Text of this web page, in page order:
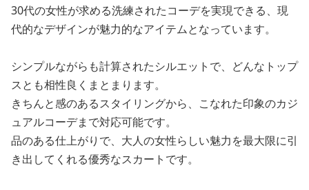
30代の女性が求める洗練されたコーデを実現できる、現
代的なデザインが魅力的なアイテムとなっています。
シンプルながらも計算されたシルエットで、どんなトップ
スとも相性良くまとまります。
きちんと感のあるスタイリングから、こなれた印象のカジ
ュアルコーデまで対応可能です。
品のある仕上がりで、大人の女性らしい魅力を最大限に引
き出してくれる優秀なスカートです。